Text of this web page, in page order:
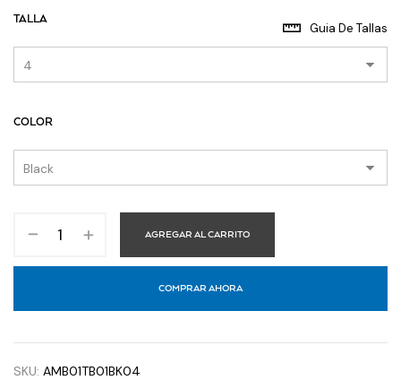
Guia De Tallas
TALLA
COLOR
AGREGAR AL CARRITO
COMPRAR AHORA
SKU: AMB01TB01BK04